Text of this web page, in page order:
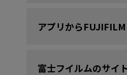
アプリから
富士フイルムのサイ